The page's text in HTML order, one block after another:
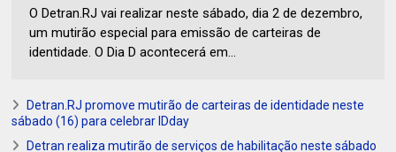
O Detran.RJ vai realizar neste sábado, dia 2 de dezembro,
um mutirão especial para emissão de carteiras de
identidade. O Dia D acontecerá em...
Detran.RJ promove mutirão de carteiras de identidade neste
sábado (16) para celebrar IDday
Detran realiza mutirão de serviços de habilitação neste sábado